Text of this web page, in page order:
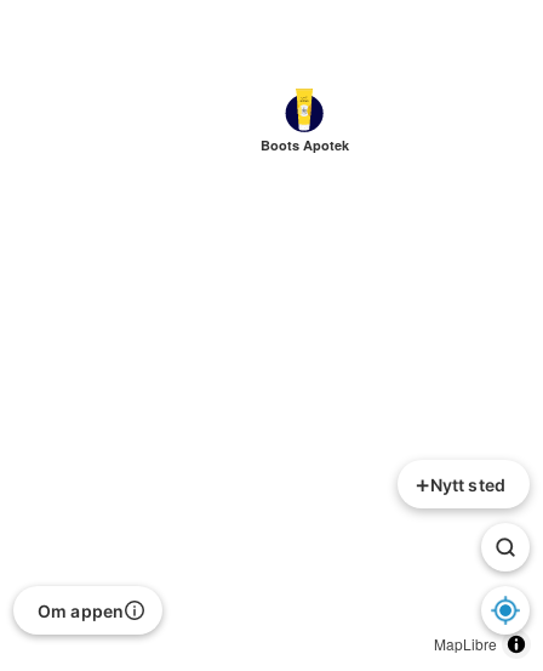
Boots Apotek
MapLibre
+Nytt sted
Om appen